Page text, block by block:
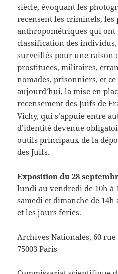
siècle, évoquant les
recensent les criminels, les
anthropométriques qui ont
classification des
surveillés pour une raison
prostituées, militaires,
nomades, prisonniers, et
aujourd’hui, la mise en
recensement des Juifs de
Vichy, qui s’appuie entre
d’identité devenue
outils principaux de la
des Juifs.
Exposition du 28
lundi au vendredi de 10h à
samedi et dimanche de
et les jours fériés.
Archives Nationales, 60
75003 Paris